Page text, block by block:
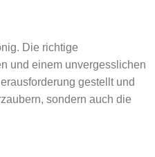
Die richtige
und einem unvergesslichen
gestellt und
sondern auch die